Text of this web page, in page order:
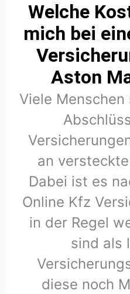
Welche
mich bei
Aston
Viele
an
Dabei ist es
Online Kfz
in der Regel
sind als
diese noch